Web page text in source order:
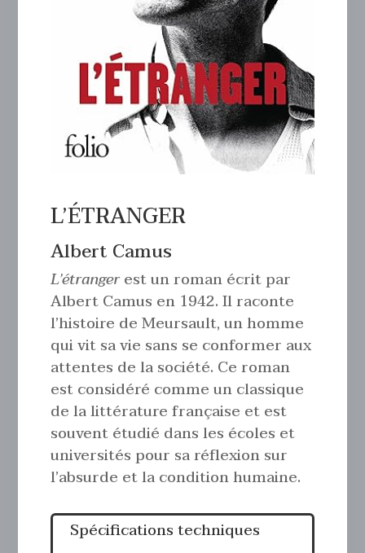
L’ÉTRANGER
Albert Camus
L’étrangerest un roman écrit par
Albert Camus en 1942. Il raconte
l’histoire de Meursault, un homme
qui vit sa vie sans se conformer aux
attentes de la société. Ce roman
est considéré comme un classique
de la littérature française et est
souvent étudié dans les écoles et
universités pour sa réflexion sur
l’absurde et la condition humaine.
Spécifications techniques